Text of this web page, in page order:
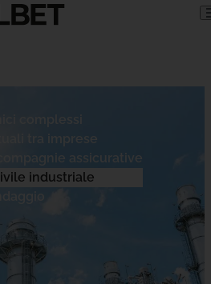
tra imprese
assicurative
industriale